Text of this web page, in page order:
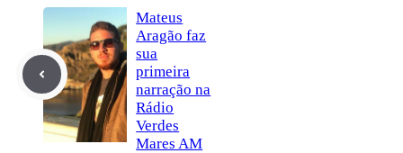
Mateus
Aragão faz
sua
primeira
narração na
Rádio
Verdes
Mares AM